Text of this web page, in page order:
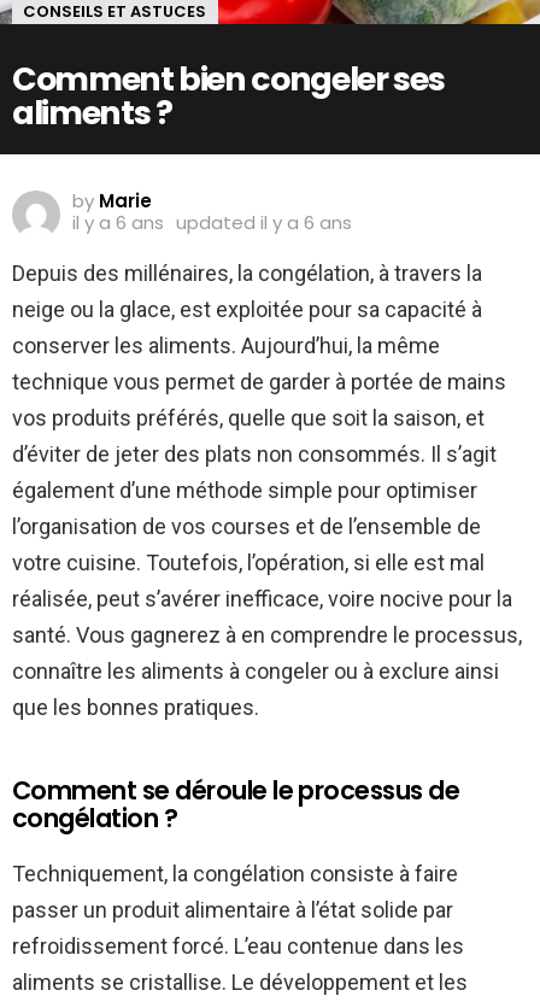
CONSEILS ET ASTUCES
Comment bien congeler ses
aliments ?
by Marie
il y a 6 ans updated il y a 6 ans
Depuis des millénaires, la congélation, à travers la
neige ou la glace, est exploitée pour sa capacité à
conserver les aliments. Aujourd’hui, la même
technique vous permet de garder à portée de mains
vos produits préférés, quelle que soit la saison, et
d’éviter de jeter des plats non consommés. Il s’agit
également d’une méthode simple pour optimiser
l’organisation de vos courses et de l’ensemble de
votre cuisine. Toutefois, l’opération, si elle est mal
réalisée, peut s’avérer inefficace, voire nocive pour la
santé. Vous gagnerez à en comprendre le processus,
connaître les aliments à congeler ou à exclure ainsi
que les bonnes pratiques.
Comment se déroule le processus de
congélation ?
Techniquement, la congélation consiste à faire
passer un produit alimentaire à l’état solide par
refroidissement forcé. L’eau contenue dans les
aliments se cristallise. Le développement et les